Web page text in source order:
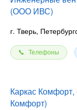
(ООО ИВС)
г. Тверь,
Телефоны
Каркас
Комфорт)